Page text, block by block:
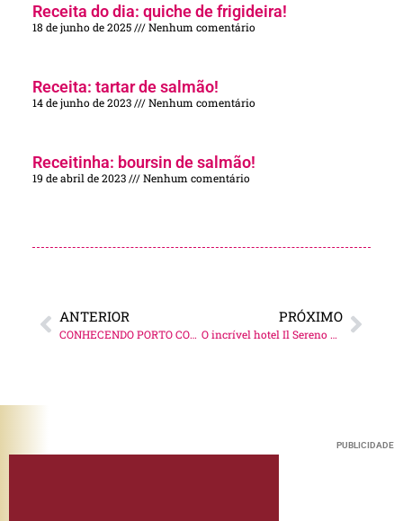
Receita do dia: quiche de frigideira!
18 de junho de 2025 Nenhum comentário
Receita: tartar de salmão!
14 de junho de 2023 Nenhum comentário
Receitinha: boursin de salmão!
19 de abril de 2023 Nenhum comentário
ANTERIOR
CONHECENDO PORTO COMIGO!
PRÓXIMO
O incrível hotel Il Sereno no Lago di Como!
PUBLICIDADE